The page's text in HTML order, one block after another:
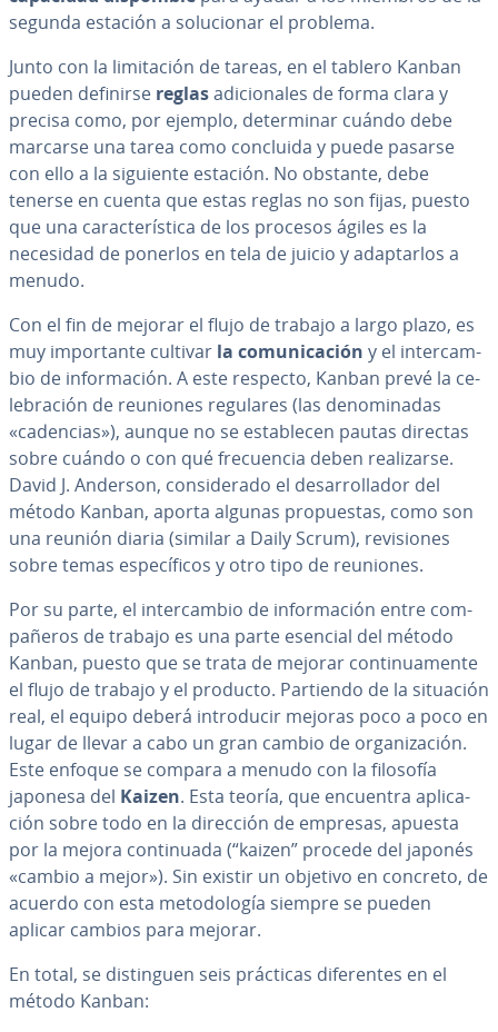
segunda estación a so­lu­cio­nar el problema.
Junto con la li­mi­ta­ción de tareas, en el tablero Kanban
pueden definirse reglasadi­cio­na­les de forma clara y
precisa como, por ejemplo, de­te­r­mi­nar cuándo debe
marcarse una tarea como concluida y puede pasarse
con ello a la siguiente estación. No obstante, debe
tenerse en cuenta que estas reglas no son fijas, puesto
que una ca­ra­c­te­rí­s­ti­ca de los procesos ágiles es la
necesidad de ponerlos en tela de juicio y ada­p­tar­los a
menudo.
Con el fin de mejorar el flujo de trabajo a largo plazo, es
muy im­po­r­ta­n­te cultivar la co­mu­ni­ca­ción y el in­te­r­ca­m­
bio de in­fo­r­ma­ción. A este respecto, Kanban prevé la ce­
le­bra­ción de reuniones regulares (las de­no­mi­na­das
«cadencias»), aunque no se es­ta­ble­cen pautas directas
sobre cuándo o con qué fre­cue­n­cia deben rea­li­zar­se.
David J. Anderson, co­n­si­de­ra­do el de­sa­rro­lla­dor del
método Kanban, aporta algunas pro­pue­s­tas, como son
una reunión diaria (similar a Daily Scrum), re­vi­sio­nes
sobre temas es­pe­cí­fi­cos y otro tipo de reuniones.
Por su parte, el in­te­r­ca­m­bio de in­fo­r­ma­ción entre co­m­
pa­ñe­ros de trabajo es una parte esencial del método
Kanban, puesto que se trata de mejorar co­n­ti­nua­me­n­te
el flujo de trabajo y el producto. Partiendo de la situación
real, el equipo deberá in­tro­du­cir mejoras poco a poco en
lugar de llevar a cabo un gran cambio de or­ga­ni­za­ción.
Este enfoque se compara a menudo con la filosofía
japonesa del Kaizen. Esta teoría, que encuentra apli­ca­
ción sobre todo en la dirección de empresas, apuesta
por la mejora co­n­ti­nua­da (“kaizen” procede del japonés
«cambio a mejor»). Sin existir un objetivo en concreto, de
acuerdo con esta me­to­do­lo­gía siempre se pueden
aplicar cambios para mejorar.
En total, se di­s­ti­n­guen seis prácticas di­fe­re­n­tes en el
método Kanban: